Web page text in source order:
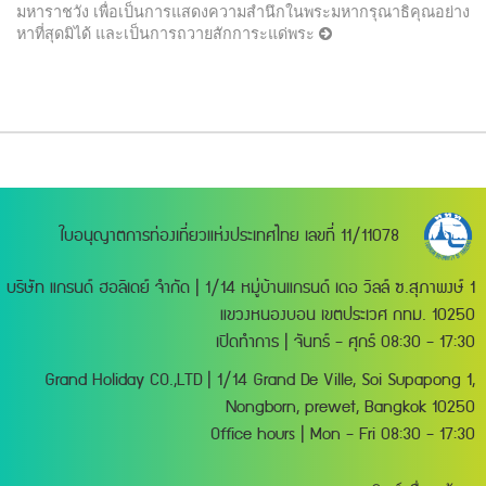
มหาราชวัง เพื่อเป็นการแสดงความสำนึกในพระมหากรุณาธิคุณอย่าง
หาที่สุดมิได้ และเป็นการถวายสักการะแด่พระ
ใบอนุญาตการท่องเที่ยวแห่งประเทศไทย เลขที่ 11/11078
บริษัท แกรนด์ ฮอลิเดย์ จำกัด | 1/14 หมู่บ้านแกรนด์ เดอ วิลล์ ซ.สุภาพงษ์ 1
แขวงหนองบอน เขตประเวศ กทม. 10250
เปิดทำการ | จันทร์ - ศุกร์ 08:30 - 17:30
Grand Holiday CO.,LTD | 1/14 Grand De Ville, Soi Supapong 1,
Nongborn, prewet, Bangkok 10250
Office hours | Mon - Fri 08:30 - 17:30